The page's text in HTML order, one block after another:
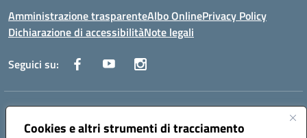
Cookies e altri strumenti di tracciamento
Amministrazione trasparenteAlbo OnlinePrivacy Policy
Dichiarazione di accessibilitàNote legali
Seguici su:
Indirizzo:
Centralino:0885 417864 Email:fgpc180008@istruzione.it